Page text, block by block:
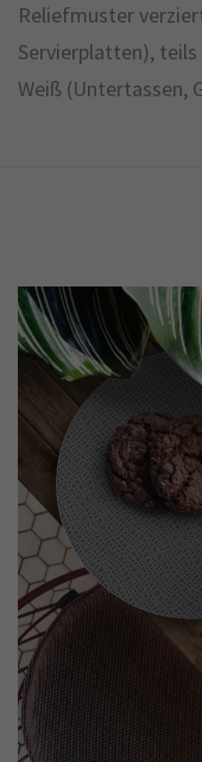
Reliefmuster
Servierplatten),
Weiß (Untertassen,